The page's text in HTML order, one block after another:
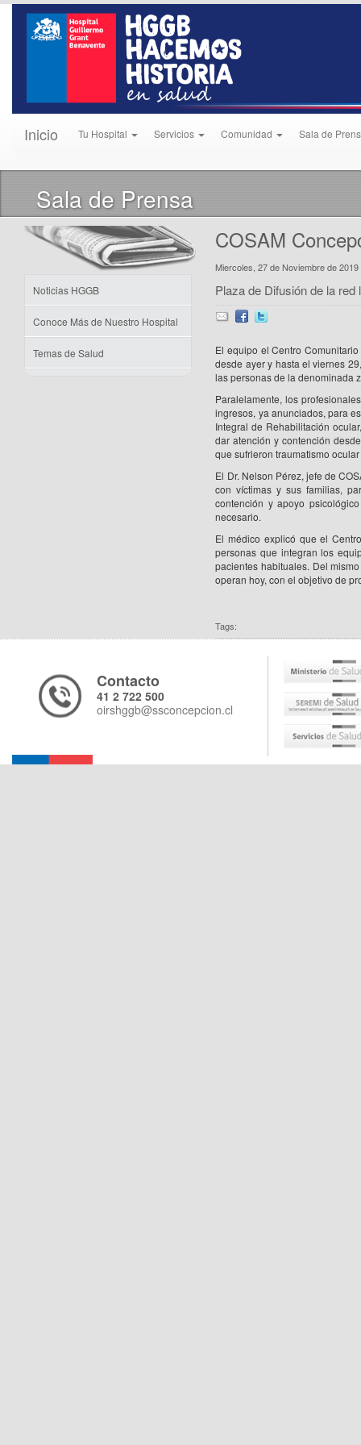
Inicio Tu Hospital Servicios Comunidad Sala de
Sala de Prensa
Noticias HGGB
Conoce Más de Nuestro Hospital
Temas de Salud
COSAM
Miercoles, 27 de Noviembre de 2019
Plaza de Difusión de la
El equipo el Centro
desde ayer y hasta el viernes
las personas de la denominada
Paralelamente, los
ingresos, ya anunciados, para
Integral de Rehabilitación
dar atención y contención
que sufrieron traumatismo
El Dr. Nelson Pérez, jefe de
con víctimas y sus familias,
contención y apoyo
necesario.
El médico explicó que el
personas que integran los
pacientes habituales. Del
operan hoy, con el objetivo de
Tags:
Contacto
41 2 722 500
oirshggb@ssconcepcion.cl